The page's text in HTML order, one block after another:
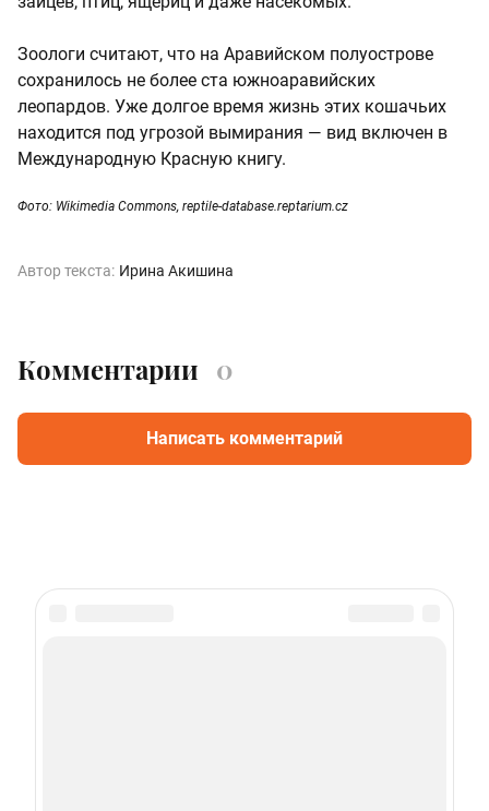
Зоологи считают, что на Аравийском полуострове
сохранилось не более ста южноаравийских
леопардов. Уже долгое время жизнь этих кошачьих
находится под угрозой вымирания — вид включен в
Международную Красную книгу.
Фото: Wikimedia Commons, reptile-database.reptarium.cz
Автор текста: Ирина Акишина
Комментарии 0
Написать комментарий